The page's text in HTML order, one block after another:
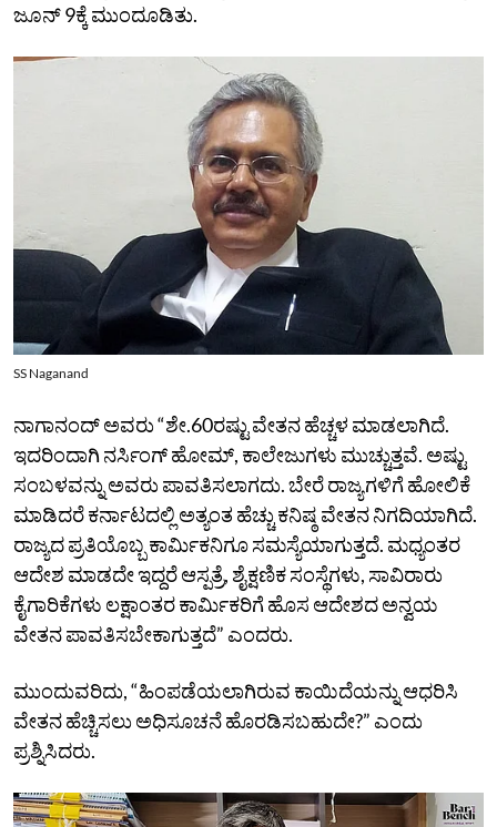
ಜೂನ್‌ 9ಕ್ಕೆ ಮುಂದೂಡಿತು.
SS Naganand
ನಾಗಾನಂದ್‌ ಅವರು “ಶೇ.60ರಷ್ಟು ವೇತನ ಹೆಚ್ಚಳ ಮಾಡಲಾಗಿದೆ.
ಇದರಿಂದಾಗಿ ನರ್ಸಿಂಗ್‌ ಹೋಮ್‌, ಕಾಲೇಜುಗಳು ಮುಚ್ಚುತ್ತವೆ. ಅಷ್ಟು
ಸಂಬಳವನ್ನು ಅವರು ಪಾವತಿಸಲಾಗದು. ಬೇರೆ ರಾಜ್ಯಗಳಿಗೆ ಹೋಲಿಕೆ
ಮಾಡಿದರೆ ಕರ್ನಾಟದಲ್ಲಿ ಅತ್ಯಂತ ಹೆಚ್ಚು ಕನಿಷ್ಠ ವೇತನ ನಿಗದಿಯಾಗಿದೆ.
ರಾಜ್ಯದ ಪ್ರತಿಯೊಬ್ಬ ಕಾರ್ಮಿಕನಿಗೂ ಸಮಸ್ಯೆಯಾಗುತ್ತದೆ. ಮಧ್ಯಂತರ
ಆದೇಶ ಮಾಡದೇ ಇದ್ದರೆ ಆಸ್ಪತ್ರೆ, ಶೈಕ್ಷಣಿಕ ಸಂಸ್ಥೆಗಳು, ಸಾವಿರಾರು
ಕೈಗಾರಿಕೆಗಳು ಲಕ್ಷಾಂತರ ಕಾರ್ಮಿಕರಿಗೆ ಹೊಸ ಆದೇಶದ ಅನ್ವಯ
ವೇತನ ಪಾವತಿಸಬೇಕಾಗುತ್ತದೆ” ಎಂದರು.
ಮುಂದುವರಿದು, “ಹಿಂಪಡೆಯಲಾಗಿರುವ ಕಾಯಿದೆಯನ್ನು ಆಧರಿಸಿ
ವೇತನ ಹೆಚ್ಚಿಸಲು ಅಧಿಸೂಚನೆ ಹೊರಡಿಸಬಹುದೇ?” ಎಂದು
ಪ್ರಶ್ನಿಸಿದರು.